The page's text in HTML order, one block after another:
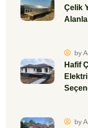
Çelik
by
Hafif
by